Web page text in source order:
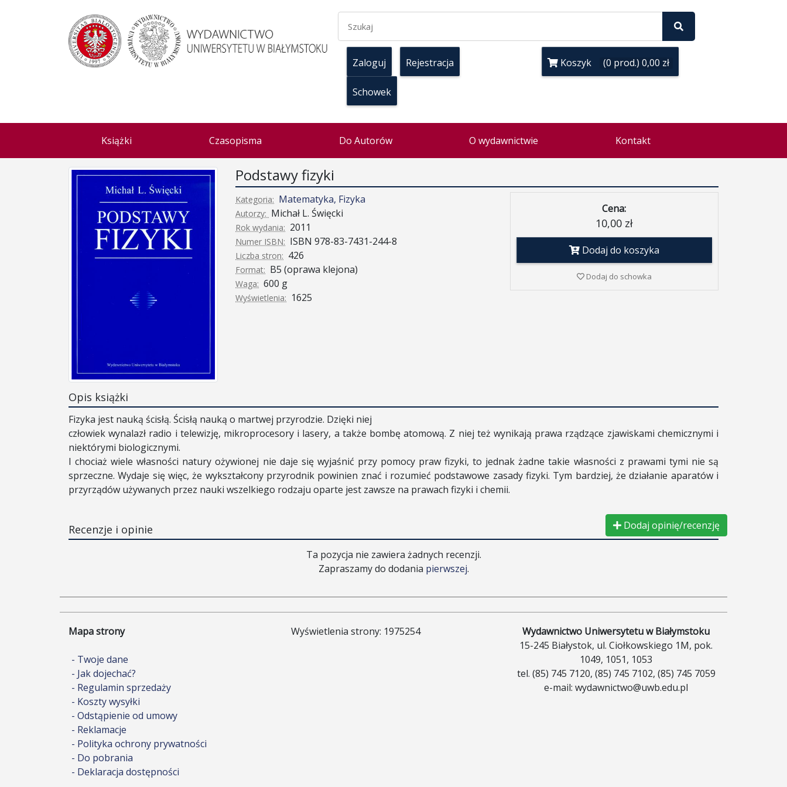
Zaloguj Rejestracja
Schowek
Koszyk (0 prod.) 0,00 zł
Książki Czasopisma Do Autorów O wydawnictwie Kontakt
Podstawy fizyki
Kategoria: Matematyka, Fizyka
Autorzy: Michał L. Święcki
Rok wydania: 2011
Numer ISBN: ISBN 978-83-7431-244-8
Liczba stron: 426
Format: B5 (oprawa klejona)
Waga: 600 g
Wyświetlenia: 1625
Cena:
10,00 zł
Dodaj do koszyka
Dodaj do schowka
Opis książki
Fizyka jest nauką ścisłą. Ścisłą nauką o martwej przyrodzie. Dzięki niej
człowiek wynalazł radio i telewizję, mikroprocesory i lasery, a także bombę atomową. Z niej też wynikają prawa rządzące zjawiskami chemicznymi i
niektórymi biologicznymi.
I chociaż wiele własności natury ożywionej nie daje się wyjaśnić przy pomocy praw fizyki, to jednak żadne takie własności z prawami tymi nie są
sprzeczne. Wydaje się więc, że wykształcony przyrodnik powinien znać i rozumieć podstawowe zasady fizyki. Tym bardziej, że działanie aparatów i
przyrządów używanych przez nauki wszelkiego rodzaju oparte jest zawsze na prawach fizyki i chemii.
Recenzje i opinie Dodaj opinię/recenzję
Ta pozycja nie zawiera żadnych recenzji.
Zapraszamy do dodania pierwszej.
Mapa strony
- Twoje dane
- Jak dojechać?
- Regulamin sprzedaży
- Koszty wysyłki
- Odstąpienie od umowy
- Reklamacje
- Polityka ochrony prywatności
- Do pobrania
- Deklaracja dostępności
Wyświetlenia strony: 1975254
Wydawnictwo Uniwersytetu w Białymstoku
15-245 Białystok, ul. Ciołkowskiego 1M, pok.
1049, 1051, 1053
tel. (85) 745 7120, (85) 745 7102, (85) 745 7059
e-mail: wydawnictwo@uwb.edu.pl